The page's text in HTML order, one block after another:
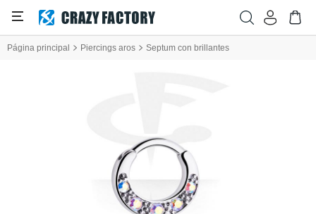
Página principal Piercings aros Septum con brillantes